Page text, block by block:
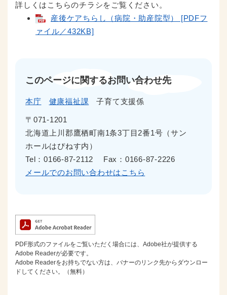
詳しくはこちらのチラシをご覧ください。
産後ケアちらし（病院・助産院型） [PDFフ
ァイル／432KB]
このページに関するお問い合わせ先
本庁 健康福祉課 子育て支援係
〒071-1201
北海道上川郡鷹栖町南1条3丁目2番1号（サン
ホールはぴねす内）
Tel：0166-87-2112
Fax：0166-87-2226
メールでのお問い合わせはこちら
PDF形式のファイルをご覧いただく場合には、Adobe社が提供する
Adobe Readerが必要です。
Adobe Readerをお持ちでない方は、バナーのリンク先からダウンロー
ドしてください。（無料）